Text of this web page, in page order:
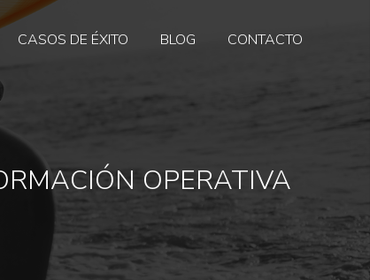
CASOS DE ÉXITO BLOG CONTACTO
OPERATIVA